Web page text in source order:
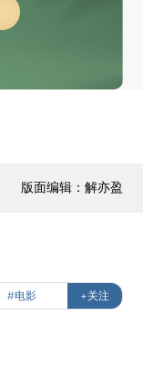
版面编辑：解亦盈
#电影 +关注